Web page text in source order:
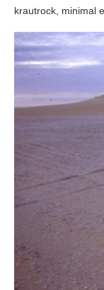
krautrock, minimal